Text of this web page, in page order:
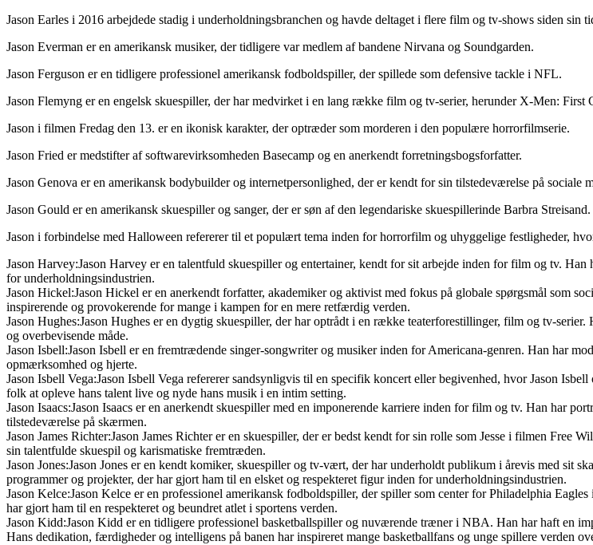
Jason Earles i 2016 arbejdede stadig i underholdningsbranchen og havde deltaget i flere film og tv-shows siden sin
Jason Everman er en amerikansk musiker, der tidligere var medlem af bandene Nirvana og Soundgarden.
Jason Ferguson er en tidligere professionel amerikansk fodboldspiller, der spillede som defensive tackle i NFL.
Jason Flemyng er en engelsk skuespiller, der har medvirket i en lang række film og tv-serier, herunder X-Men:
Jason i filmen Fredag den 13. er en ikonisk karakter, der optræder som morderen i den populære horrorfilmserie.
Jason Fried er medstifter af softwarevirksomheden Basecamp og en anerkendt forretningsbogsforfatter.
Jason Genova er en amerikansk bodybuilder og internetpersonlighed, der er kendt for sin tilstedeværelse på sociale
Jason Gould er en amerikansk skuespiller og sanger, der er søn af den legendariske skuespillerinde Barbra Streisand.
Jason i forbindelse med Halloween refererer til et populært tema inden for horrorfilm og uhyggelige festligheder,
Jason Harvey:Jason Harvey er en talentfuld skuespiller og entertainer, kendt for sit arbejde inden for film og tv.
for underholdningsindustrien.
Jason Hickel:Jason Hickel er en anerkendt forfatter, akademiker og aktivist med fokus på globale spørgsmål som
inspirerende og provokerende for mange i kampen for en mere retfærdig verden.
Jason Hughes:Jason Hughes er en dygtig skuespiller, der har optrådt i en række teaterforestillinger, film og tv-
og overbevisende måde.
Jason Isbell:Jason Isbell er en fremtrædende singer-songwriter og musiker inden for Americana-genren. Han har
opmærksomhed og hjerte.
Jason Isbell Vega:Jason Isbell Vega refererer sandsynligvis til en specifik koncert eller begivenhed, hvor Jason
folk at opleve hans talent live og nyde hans musik i en intim setting.
Jason Isaacs:Jason Isaacs er en anerkendt skuespiller med en imponerende karriere inden for film og tv. Han har
tilstedeværelse på skærmen.
Jason James Richter:Jason James Richter er en skuespiller, der er bedst kendt for sin rolle som Jesse i filmen
sin talentfulde skuespil og karismatiske fremtræden.
Jason Jones:Jason Jones er en kendt komiker, skuespiller og tv-vært, der har underholdt publikum i årevis med sit
programmer og projekter, der har gjort ham til en elsket og respekteret figur inden for underholdningsindustrien.
Jason Kelce:Jason Kelce er en professionel amerikansk fodboldspiller, der spiller som center for Philadelphia
har gjort ham til en respekteret og beundret atlet i sportens verden.
Jason Kidd:Jason Kidd er en tidligere professionel basketballspiller og nuværende træner i NBA. Han har haft en
Hans dedikation, færdigheder og intelligens på banen har inspireret mange basketballfans og unge spillere verden